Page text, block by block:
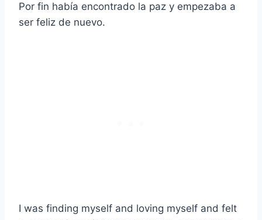
Por fin había encontrado la paz y empezaba a
ser feliz de nuevo.
I was finding myself and loving myself and felt